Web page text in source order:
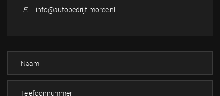
E:
info@autobedrijf-moree.nl